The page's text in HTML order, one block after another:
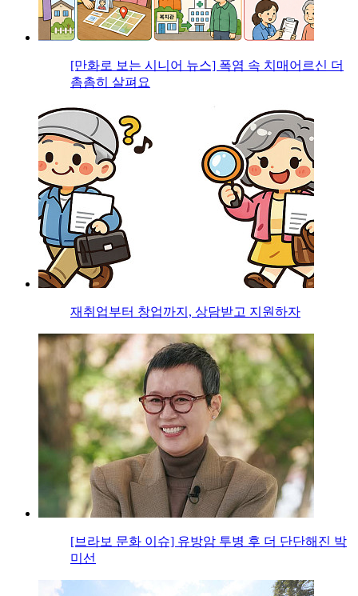
[만화로 보는 시니어 뉴스] 폭염 속 치매어르신 더
촘촘히 살펴요
재취업부터 창업까지, 상담받고 지원하자
[브라보 문화 이슈] 유방암 투병 후 더 단단해진 박
미선